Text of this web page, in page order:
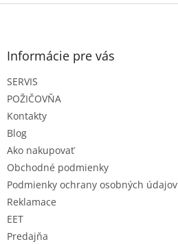
Z
Informácie pre vás
SERVIS
POŽIČOVŇA
Kontakty
Blog
Ako nakupovať
Obchodné podmienky
Podmienky ochrany osobných údajov
Reklamace
EET
Predajňa